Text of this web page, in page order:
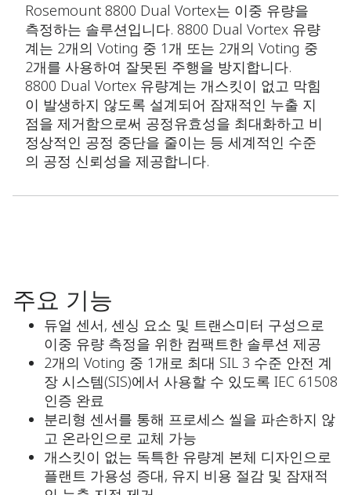
Rosemount 8800 Dual Vortex는 이중 유량을
측정하는 솔루션입니다. 8800 Dual Vortex 유량
계는 2개의 Voting 중 1개 또는 2개의 Voting 중
2개를 사용하여 잘못된 주행을 방지합니다.
8800 Dual Vortex 유량계는 개스킷이 없고 막힘
이 발생하지 않도록 설계되어 잠재적인 누출 지
점을 제거함으로써 공정유효성을 최대화하고 비
정상적인 공정 중단을 줄이는 등 세계적인 수준
의 공정 신뢰성을 제공합니다.
주요 기능
듀얼 센서, 센싱 요소 및 트랜스미터 구성으로
이중 유량 측정을 위한 컴팩트한 솔루션 제공
2개의 Voting 중 1개로 최대 SIL 3 수준 안전 계
장 시스템(SIS)에서 사용할 수 있도록 IEC 61508
인증 완료
분리형 센서를 통해 프로세스 씰을 파손하지 않
고 온라인으로 교체 가능
개스킷이 없는 독특한 유량계 본체 디자인으로
플랜트 가용성 증대, 유지 비용 절감 및 잠재적